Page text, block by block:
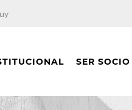
SER SOCIO